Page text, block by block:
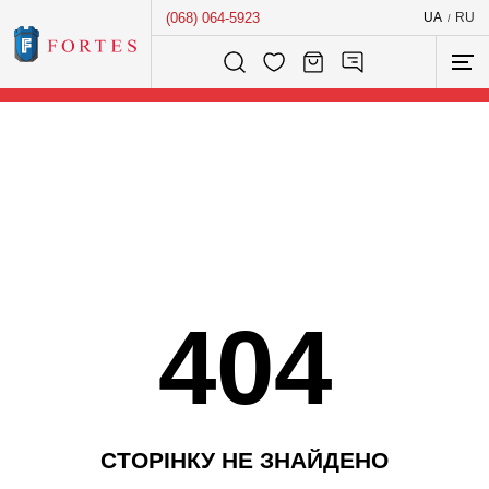
(068) 064-5923 UA / RU
Розумний пошук...
404
СТОРІНКУ НЕ ЗНАЙДЕНО